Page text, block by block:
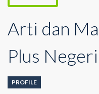
Arti dan
Plus
PROFILE